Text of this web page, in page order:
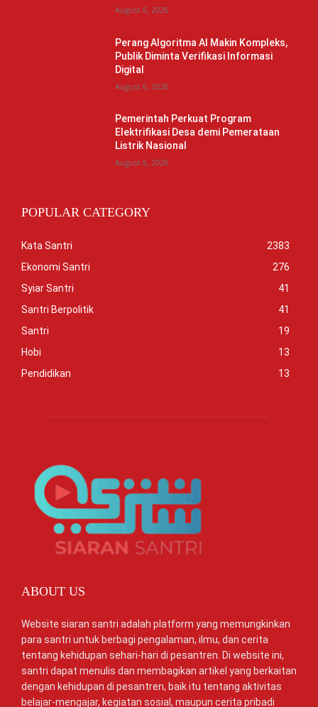
August 6, 2026
Perang Algoritma AI Makin Kompleks,
Publik Diminta Verifikasi Informasi
Digital
August 6, 2026
Pemerintah Perkuat Program
Elektrifikasi Desa demi Pemerataan
Listrik Nasional
August 6, 2026
POPULAR CATEGORY
Kata Santri
2383
Ekonomi Santri
276
Syiar Santri
41
Santri Berpolitik
41
Santri
19
Hobi
13
Pendidikan
13
ABOUT US
Website siaran santri adalah platform yang memungkinkan
para santri untuk berbagi pengalaman, ilmu, dan cerita
tentang kehidupan sehari-hari di pesantren. Di website ini,
santri dapat menulis dan membagikan artikel yang berkaitan
dengan kehidupan di pesantren, baik itu tentang aktivitas
belajar-mengajar, kegiatan sosial, maupun cerita pribadi